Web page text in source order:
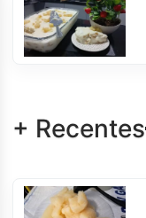
+ Recentes